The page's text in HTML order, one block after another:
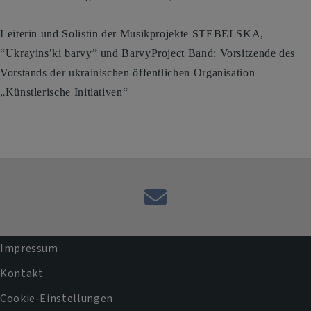
Leiterin und Solistin der Musikprojekte STEBELSKA,
“Ukrayinsʹki barvy” und BarvyProject Band; Vorsitzende des
Vorstands der ukrainischen öffentlichen Organisation
„Künstlerische Initiativen“
E-
Fußbereichsmenü
Impressum
Kontakt
Cookie-Einstellungen